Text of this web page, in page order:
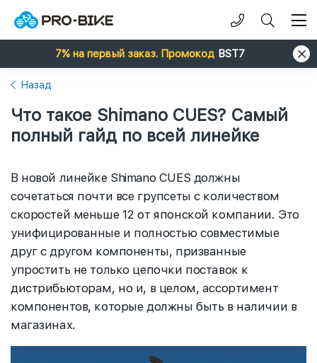
7% на первый заказ. Промокод BST7
Назад
Что такое Shimano CUES? Самый
полный гайд по всей линейке
В новой линейке Shimano CUES должны
сочетаться почти все групсеты с количеством
скоростей меньше 12 от японской компании. Это
унифицированные и полностью совместимые
друг с другом компоненты, призванные
упростить не только цепочки поставок к
дистрибьюторам, но и, в целом, ассортимент
компонентов, которые должны быть в наличии в
магазинах.